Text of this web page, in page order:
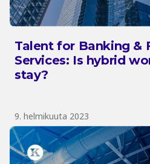
Talent for Banking &
Services: Is hybrid
stay?
9. helmikuuta 2023